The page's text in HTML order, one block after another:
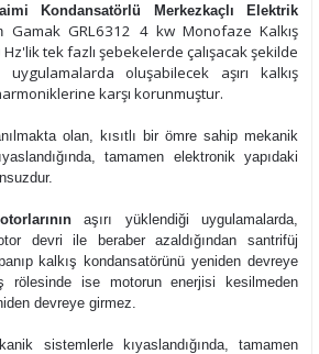
Kondansatörlü Merkezkaçlı Elektrik
Gamak GRL6312 4 kw Monofaze Kalkış
tek fazlı şebekelerde çalışacak şekilde
oluşabilecek aşırı kalkış
karşı korunmuştur.
olan, kısıtlı bir ömre sahip mekanik
tamamen elektronik yapıdaki
aşırı yüklendiği uygulamalarda,
devri ile beraber azaldığından santrifüj
kalkış kondansatörünü yeniden devreye
rölesinde ise motorun enerjisi kesilmeden
devreye girmez.
sistemlerle kıyaslandığında, tamamen